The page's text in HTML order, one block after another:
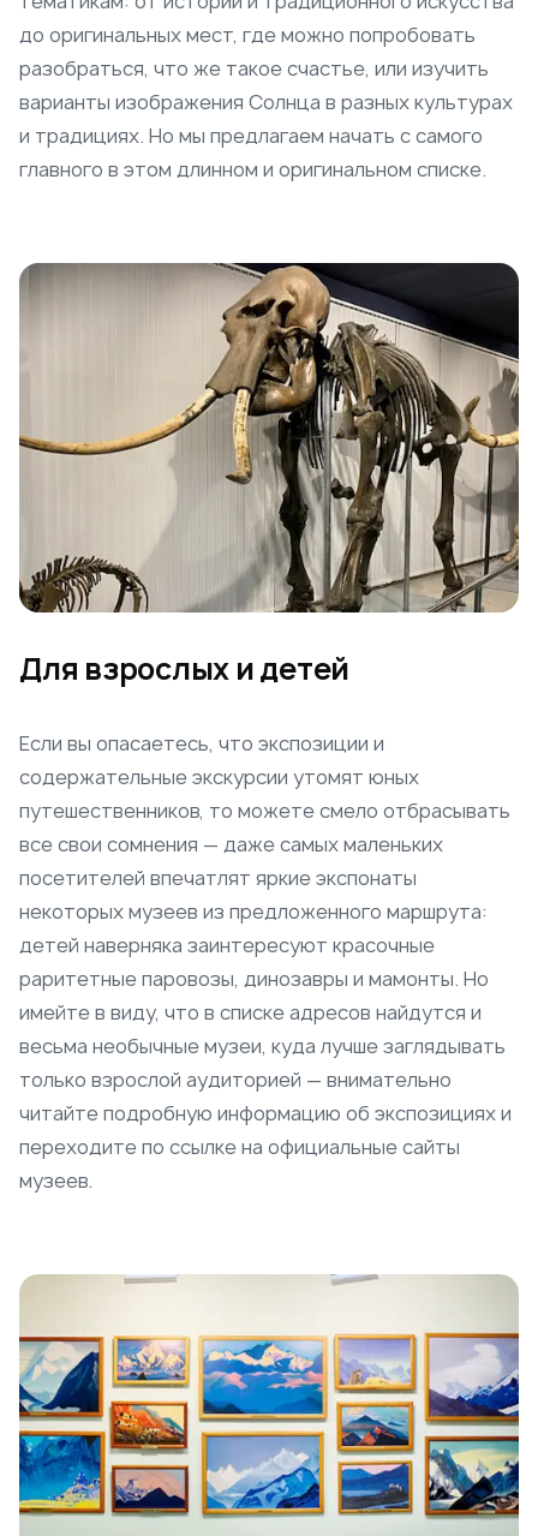
до оригинальных мест, где можно попробовать
разобраться, что же такое счастье, или изучить
варианты изображения Солнца в разных культурах
и традициях. Но мы предлагаем начать с самого
главного в этом длинном и оригинальном списке.
Для взрослых и детей
Если вы опасаетесь, что экспозиции и
содержательные экскурсии утомят юных
путешественников, то можете смело отбрасывать
все свои сомнения — даже самых маленьких
посетителей впечатлят яркие экспонаты
некоторых музеев из предложенного маршрута:
детей наверняка заинтересуют красочные
раритетные паровозы, динозавры и мамонты. Но
имейте в виду, что в списке адресов найдутся и
весьма необычные музеи, куда лучше заглядывать
только взрослой аудиторией — внимательно
читайте подробную информацию об экспозициях и
переходите по ссылке на официальные сайты
музеев.